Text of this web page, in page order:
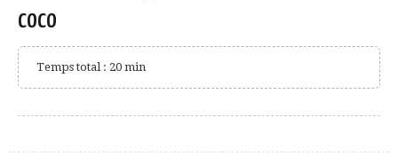
coco
Temps total : 20 min